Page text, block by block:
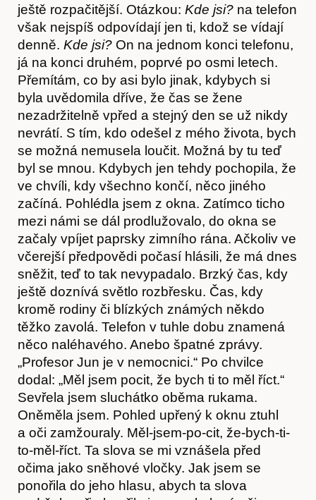
Články
ještě rozpačitější. Otázkou: Kde jsi? na telefon
však nejspíš odpovídají jen ti, kdož se vídají
denně. Kde jsi? On na jednom konci telefonu,
já na konci druhém, poprvé po osmi letech.
Přemítám, co by asi bylo jinak, kdybych si
byla uvědomila dříve, že čas se žene
nezadržitelně vpřed a stejný den se už nikdy
nevrátí. S tím, kdo odešel z mého života, bych
se možná nemusela loučit. Možná by tu teď
byl se mnou. Kdybych jen tehdy pochopila, že
ve chvíli, kdy všechno končí, něco jiného
začíná. Pohlédla jsem z okna. Zatímco ticho
mezi námi se dál prodlužovalo, do okna se
začaly vpíjet paprsky zimního rána. Ačkoliv ve
včerejší předpovědi počasí hlásili, že má dnes
sněžit, teď to tak nevypadalo. Brzký čas, kdy
ještě doznívá světlo rozbřesku. Čas, kdy
kromě rodiny či blízkých známých někdo
těžko zavolá. Telefon v tuhle dobu znamená
něco naléhavého. Anebo špatné zprávy.
„Profesor Jun je v nemocnici.“ Po chvilce
dodal: „Měl jsem pocit, že bych ti to měl říct.“
Sevřela jsem sluchátko oběma rukama.
Oněměla jsem. Pohled upřený k oknu ztuhl
a oči zamžouraly. Měl-jsem-po-cit, že-bych-ti-
to-měl-říct. Ta slova se mi vznášela před
očima jako sněhové vločky. Jak jsem se
ponořila do jeho hlasu, abych ta slova